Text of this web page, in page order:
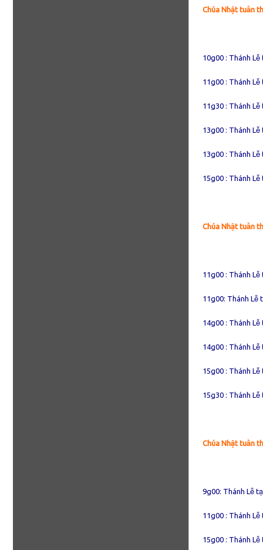
Chúa Nhật tuần
10g00 : Thánh
11g00 : Thánh
11g30 : Thánh
13g00 : Thánh
13g00 : Thánh
15g00 : Thánh Lễ
Chúa Nhật tuần
11g00 : Thánh
11g00: Thánh Lễ
14g00 : Thánh
14g00 : Thánh
15g00 : Thánh
15g30 : Thánh
Chúa Nhật tuần
9g00: Thánh Lễ
11g00 : Thánh
15g00 : Thánh